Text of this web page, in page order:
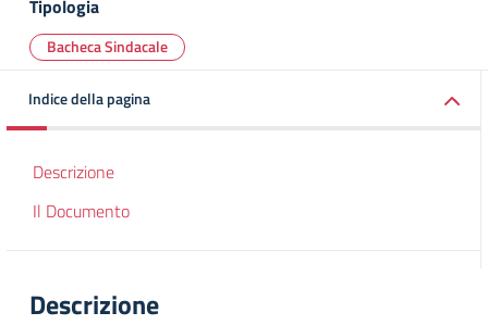
Tipologia
Bacheca Sindacale
Indice della pagina
Descrizione
Il Documento
Descrizione